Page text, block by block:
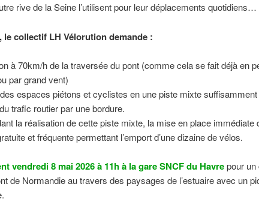
rive de la Seine l’utilisent pour leur déplacements quotidiens…
le collectif LH Vélorution demande :
à 70km/h de la traversée du pont (comme cela se fait déjà en
par grand vent)
espaces piétons et cyclistes en une piste mixte suffisamment
trafic routier par une bordure.
la réalisation de cette piste mixte, la mise en place immédiate
et fréquente permettant l’emport d’une dizaine de vélos.
vendredi 8 mai 2026 à 11h à la gare SNCF du Havrepour un
de Normandie au travers des paysages de l’estuaire avec un